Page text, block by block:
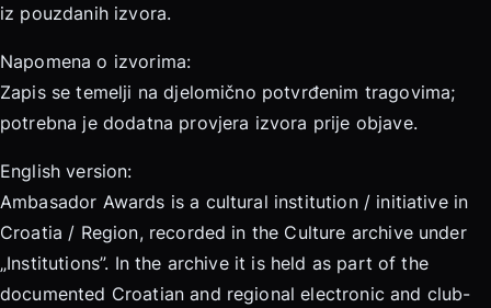
iz pouzdanih izvora.
Napomena o izvorima:
Zapis se temelji na djelomično potvrđenim tragovima;
potrebna je dodatna provjera izvora prije objave.
English version:
Ambasador Awards is a cultural institution / initiative in
Croatia / Region, recorded in the Culture archive under
„Institutions”. In the archive it is held as part of the
documented Croatian and regional electronic and club-